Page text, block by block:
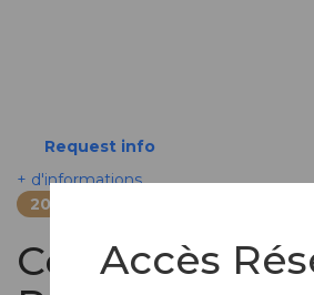
Request info
+ d'informations
20306-20307
Composites -
Accès